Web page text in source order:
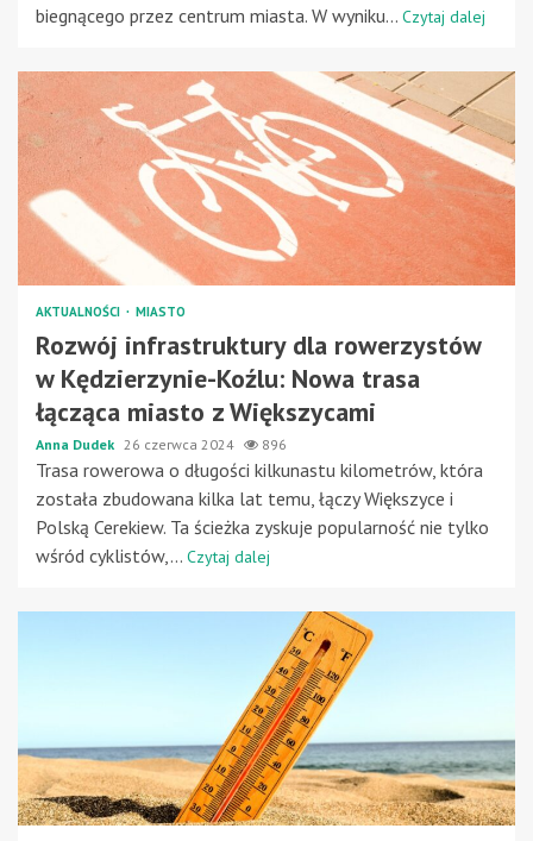
biegnącego przez centrum miasta. W wyniku... Czytaj dalej
AKTUALNOŚCI MIASTO
Rozwój infrastruktury dla rowerzystów
w Kędzierzynie-Koźlu: Nowa trasa
łącząca miasto z Większycami
Anna Dudek 26 czerwca 2024 896
Trasa rowerowa o długości kilkunastu kilometrów, która
została zbudowana kilka lat temu, łączy Większyce i
Polską Cerekiew. Ta ścieżka zyskuje popularność nie tylko
wśród cyklistów,... Czytaj dalej